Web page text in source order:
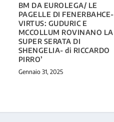
BM DA EUROLEGA/ LE
PAGELLE DI FENERBAHCE-
VIRTUS: GUDURIC E
MCCOLLUM ROVINANO LA
SUPER SERATA DI
SHENGELIA- di RICCARDO
PIRRO’
Gennaio 31, 2025